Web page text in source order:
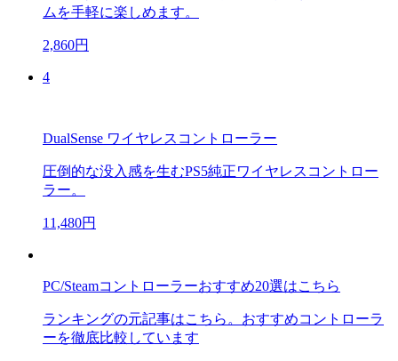
ムを手軽に楽しめます。
2,860円
4
DualSense ワイヤレスコントローラー
圧倒的な没入感を生むPS5純正ワイヤレスコントロー
ラー。
11,480円
PC/Steamコントローラーおすすめ20選はこちら
ランキングの元記事はこちら。おすすめコントローラ
ーを徹底比較しています